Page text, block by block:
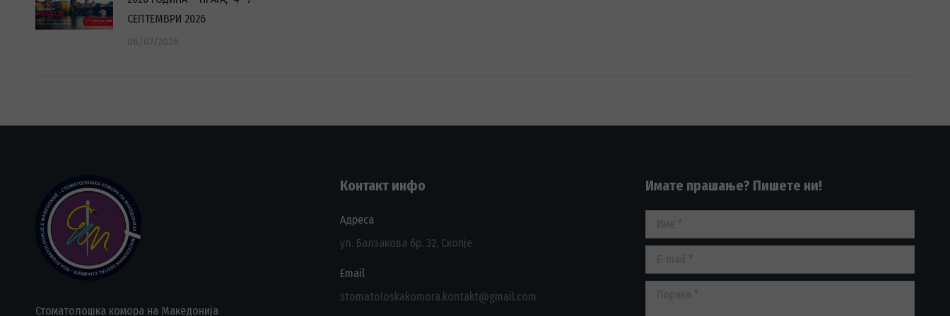
СЕПТЕМВРИ 2026
06/07/2026
Стоматолошка комора на Македонија
Контакт инфо
Адреса
ул. Балзакова бр. 32, Скопје
Email
stomatoloskakomora.kontakt@gmail.com
Имате прашање? Пишете ни!